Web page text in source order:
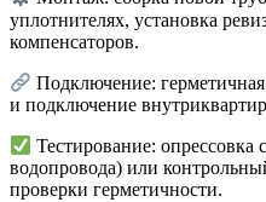
уплотнителях, установка
компенсаторов.
Подключение:
и подключение
Тестирование:
водопровода) или
проверки герметичности.